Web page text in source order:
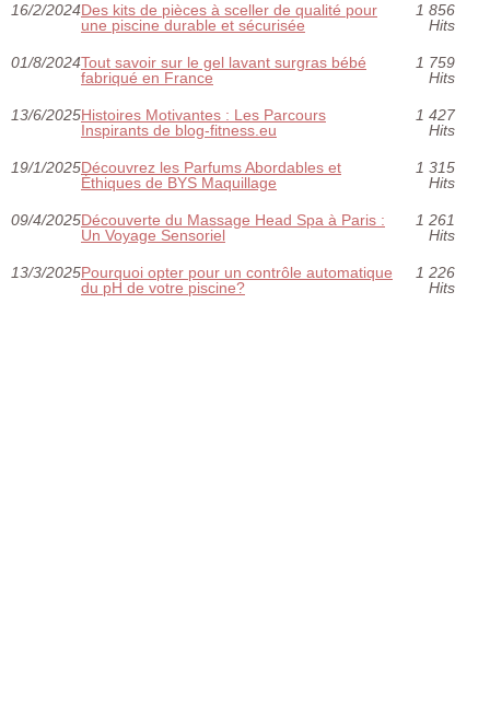
16/2/2024Des kits de pièces à sceller de qualité pour
une piscine durable et sécurisée
1 856
Hits
01/8/2024Tout savoir sur le gel lavant surgras bébé
fabriqué en France
1 759
Hits
13/6/2025Histoires Motivantes : Les Parcours
Inspirants de blog-fitness.eu
1 427
Hits
19/1/2025Découvrez les Parfums Abordables et
Éthiques de BYS Maquillage
1 315
Hits
09/4/2025Découverte du Massage Head Spa à Paris :
Un Voyage Sensoriel
1 261
Hits
13/3/2025Pourquoi opter pour un contrôle automatique
du pH de votre piscine?
1 226
Hits